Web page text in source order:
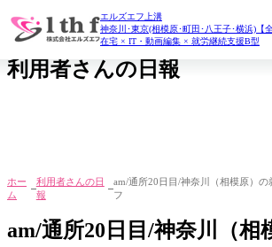
エルズエフ上溝
神奈川･東京(相模原･町田･八王子･横浜)【
在宅 × IT・動画編集 × 就労継続支援B型
daily report
利用者さんの日報
ホー
ム
利用者さんの日
報
am/通所20日目/神奈川（相模原）
フ
am/通所20日目/神奈川（相